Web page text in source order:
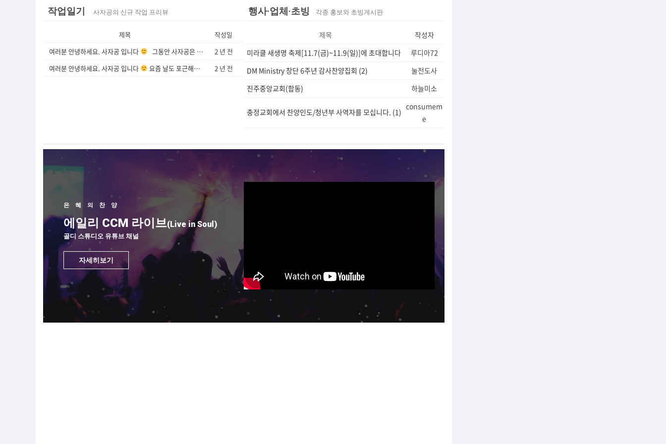
작업일기 사자공의 신규 작업 프리뷰
제목
작성일
여러분 안녕하세요. 사자공 입니다
그동안 사자공은 교회... (14)
2 년 전
여러분 안녕하세요. 사자공 입니다
요즘 날도 포근해지고 도...(6)
2 년 전
행사·업체·초빙 각종 홍보와 초빙게시판
제목
작성자
미라클 새생명 축제[11.7(금)~11.9(일)]에 초대합니다
루디아72
DM Ministry 창단 6주년 감사찬양집회 (2)
눌전도사
진주중앙교회(합동)
하늘미소
충정교회에서 찬양인도/청년부 사역자를 모십니다. (1)
consumem
e
은혜의찬양
에일리 CCM 라이브(Live in Soul)
골디 스튜디오 유튜브 채널
자세히보기